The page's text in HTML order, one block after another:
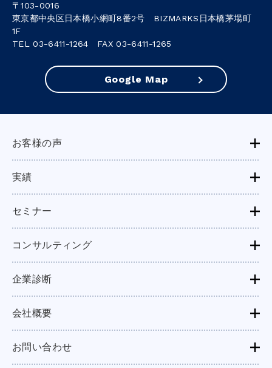
〒103-0016
東京都中央区日本橋小網町8番2号 BIZMARKS日本橋茅場町
1F
TEL 03-6411-1264 FAX 03-6411-1265
Google Map
お客様の声
実績
セミナー
コンサルティング
企業診断
会社概要
お問い合わせ